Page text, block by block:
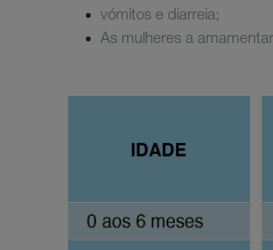
vómitos e diarreia;
As mulheres a